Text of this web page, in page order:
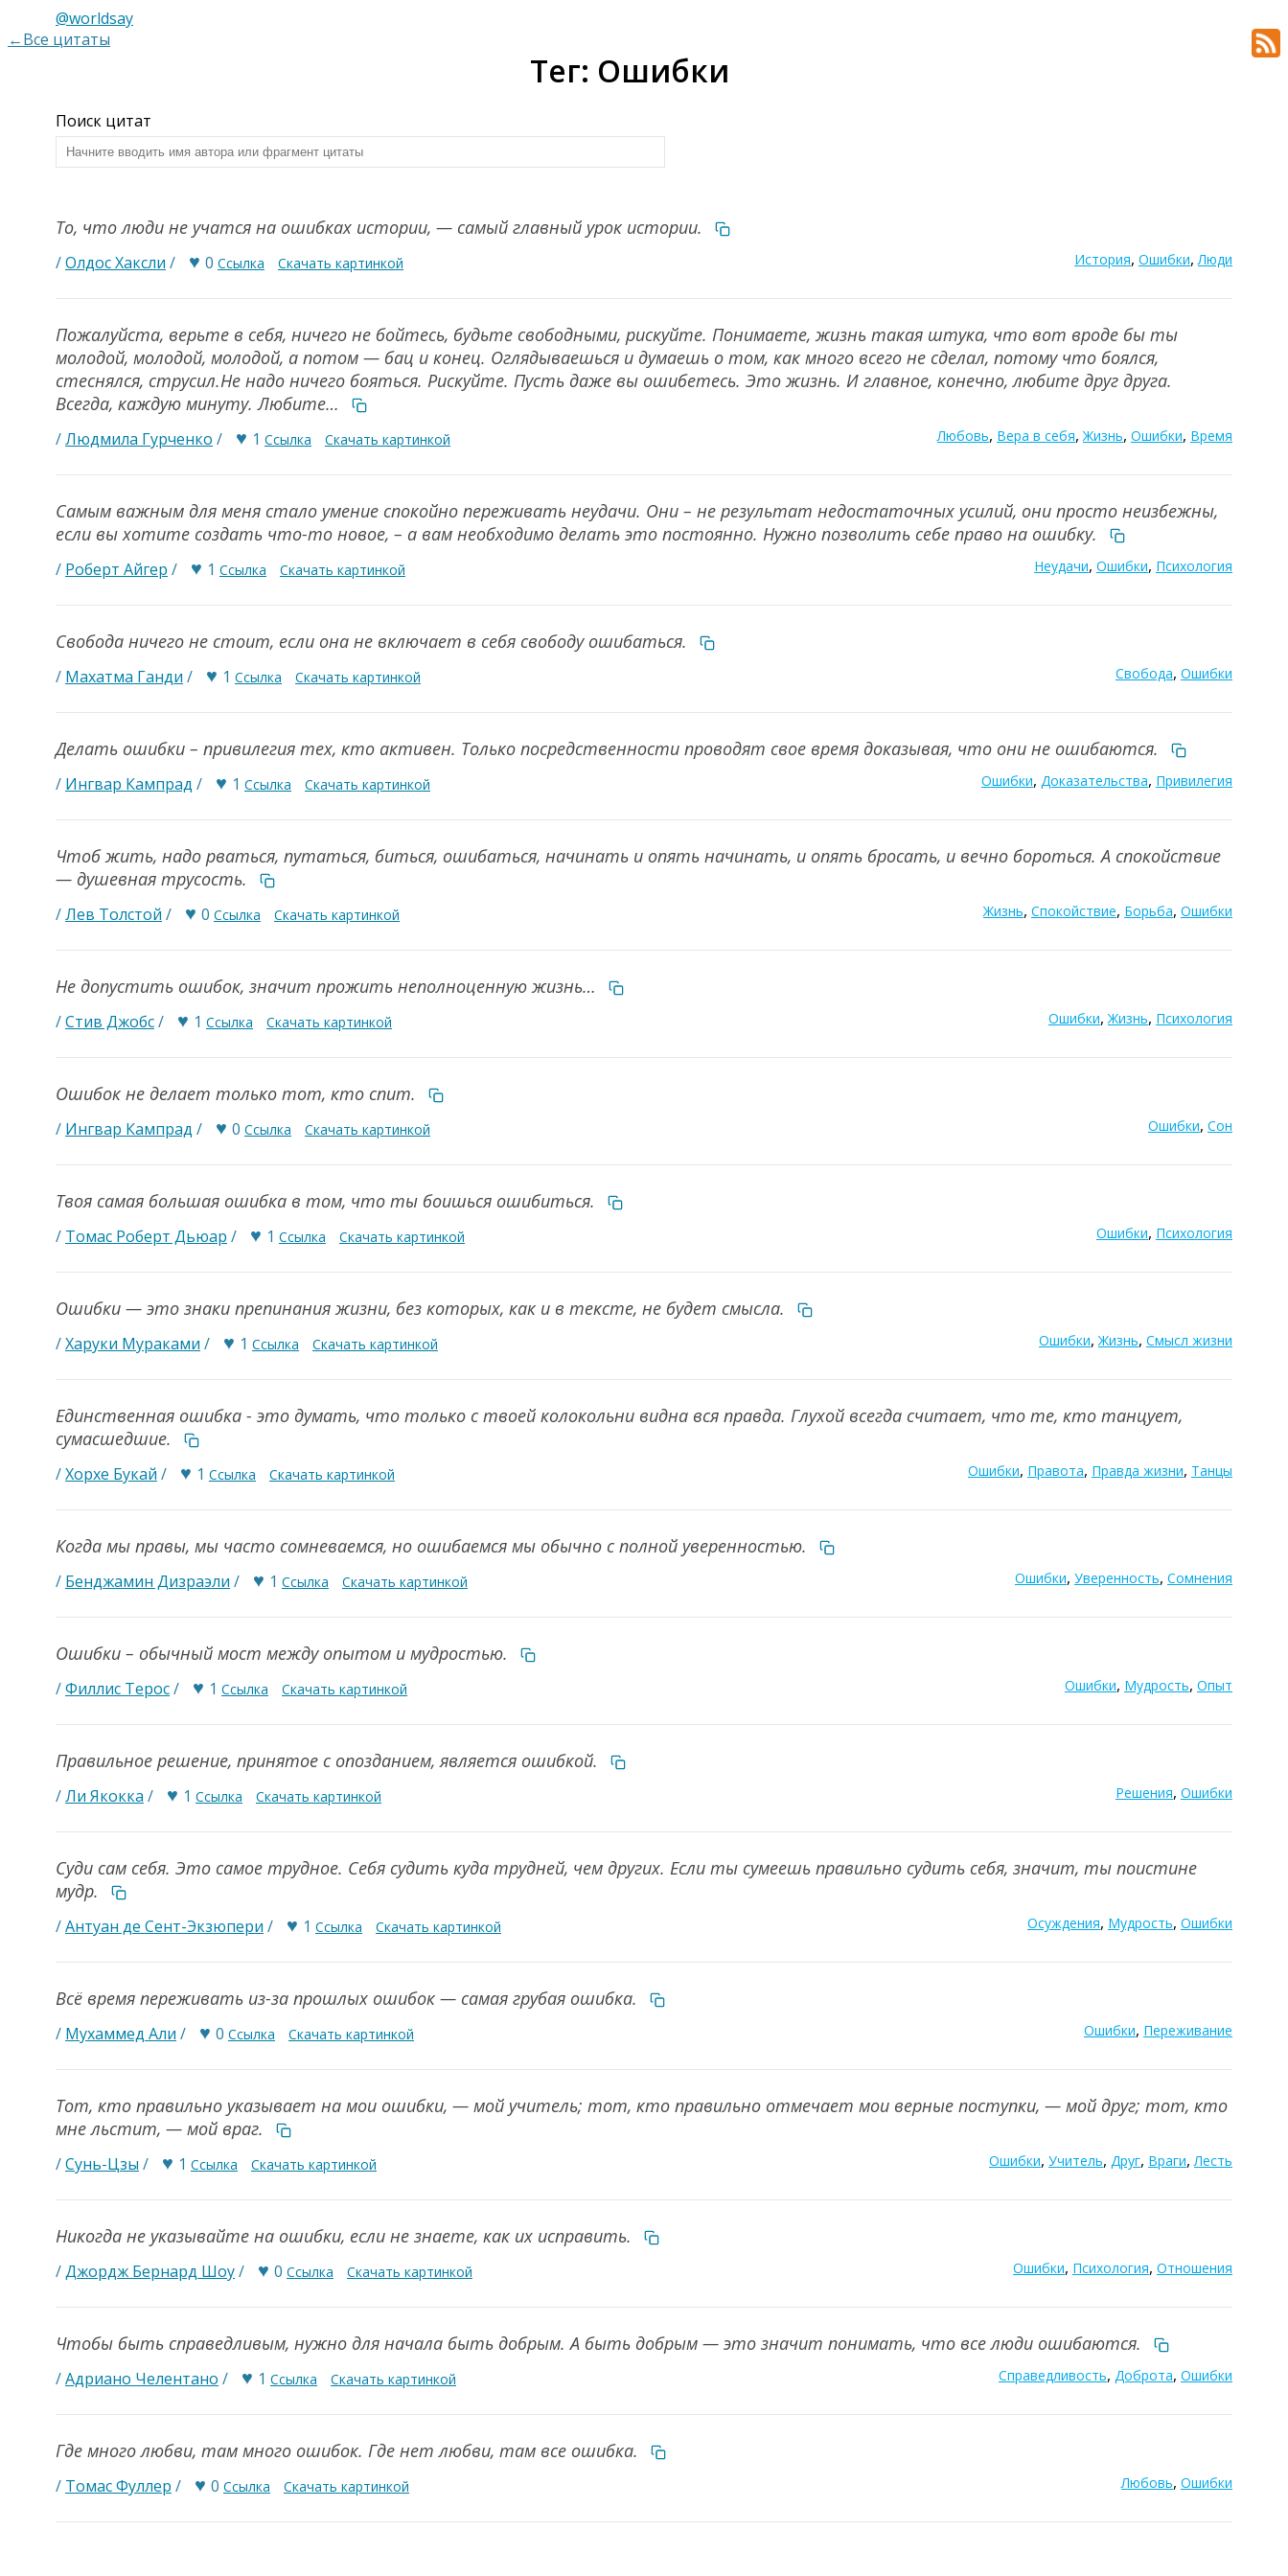
@worldsay
←Все цитаты
Тег: Ошибки
Поиск цитат
То, что люди не учатся на ошибках истории, — самый главный урок истории.
/Олдос Хаксли / ♥ 0 Ссылка Скачать картинкой История, Ошибки,Люди
Пожалуйста, верьте в себя, ничего не бойтесь, будьте свободными, рискуйте. Понимаете, жизнь такая штука, что вот вроде бы ты
молодой, молодой, молодой, а потом — бац и конец. Оглядываешься и думаешь о том, как много всего не сделал, потому что боялся,
стеснялся, струсил.Не надо ничего бояться. Рискуйте. Пусть даже вы ошибетесь. Это жизнь. И главное, конечно, любите друг друга.
Всегда, каждую минуту. Любите…
/Людмила Гурченко / ♥ 1 Ссылка Скачать картинкой Любовь, Вера в себя,Жизнь, Ошибки, Время
Самым важным для меня стало умение спокойно переживать неудачи. Они – не результат недостаточных усилий, они просто неизбежны,
если вы хотите создать что-то новое, – а вам необходимо делать это постоянно. Нужно позволить себе право на ошибку.
/ Роберт Айгер / ♥ 1 Ссылка Скачать картинкой Неудачи, Ошибки, Психология
Свобода ничего не стоит, если она не включает в себя свободу ошибаться.
/ Махатма Ганди / ♥ 1 Ссылка Скачать картинкой Свобода, Ошибки
Делать ошибки – привилегия тех, кто активен. Только посредственности проводят свое время доказывая, что они не ошибаются.
/ Ингвар Кампрад / ♥ 1 Ссылка Скачать картинкой Ошибки, Доказательства, Привилегия
Чтоб жить, надо рваться, путаться, биться, ошибаться, начинать и опять начинать, и опять бросать, и вечно бороться. А спокойствие
— душевная трусость.
/Лев Толстой / ♥ 0 Ссылка Скачать картинкой Жизнь, Спокойствие, Борьба, Ошибки
Не допустить ошибок, значит прожить неполноценную жизнь…
/Стив Джобс/ ♥ 1 Ссылка Скачать картинкой Ошибки,Жизнь, Психология
Ошибок не делает только тот, кто спит.
/ Ингвар Кампрад / ♥ 0 Ссылка Скачать картинкой Ошибки, Сон
Твоя самая большая ошибка в том, что ты боишься ошибиться.
/ Томас Роберт Дьюар / ♥ 1 Ссылка Скачать картинкой Ошибки, Психология
Ошибки — это знаки препинания жизни, без которых, как и в тексте, не будет смысла.
/Харуки Мураками / ♥ 1 Ссылка Скачать картинкой Ошибки,Жизнь, Смысл жизни
Единственная ошибка - это думать, что только с твоей колокольни видна вся правда. Глухой всегда считает, что те, кто танцует,
сумасшедшие.
/Хорхе Букай / ♥ 1 Ссылка Скачать картинкой Ошибки, Правота, Правда жизни, Танцы
Когда мы правы, мы часто сомневаемся, но ошибаемся мы обычно с полной уверенностью.
/ Бенджамин Дизраэли / ♥ 1 Ссылка Скачать картинкой Ошибки, Уверенность, Сомнения
Ошибки – обычный мост между опытом и мудростью.
/Филлис Терос/ ♥ 1 Ссылка Скачать картинкой Ошибки, Мудрость, Опыт
Правильное решение, принятое с опозданием, является ошибкой.
/Ли Якокка / ♥ 1 Ссылка Скачать картинкой Решения, Ошибки
Суди сам себя. Это самое трудное. Себя судить куда трудней, чем других. Если ты сумеешь правильно судить себя, значит, ты поистине
мудр.
/Антуан де Сент-Экзюпери / ♥ 1 Ссылка Скачать картинкой Осуждения, Мудрость, Ошибки
Всё время переживать из-за прошлых ошибок — самая грубая ошибка.
/ Мухаммед Али / ♥ 0 Ссылка Скачать картинкой Ошибки, Переживание
Тот, кто правильно указывает на мои ошибки, — мой учитель; тот, кто правильно отмечает мои верные поступки, — мой друг; тот, кто
мне льстит, — мой враг.
/Сунь-Цзы / ♥ 1 Ссылка Скачать картинкой Ошибки, Учитель, Друг, Враги,Лесть
Никогда не указывайте на ошибки, если не знаете, как их исправить.
/Джордж Бернард Шоу/ ♥ 0 Ссылка Скачать картинкой Ошибки, Психология, Отношения
Чтобы быть справедливым, нужно для начала быть добрым. А быть добрым — это значит понимать, что все люди ошибаются.
/Адриано Челентано / ♥ 1 Ссылка Скачать картинкой Справедливость, Доброта, Ошибки
Где много любви, там много ошибок. Где нет любви, там все ошибка.
/ Томас Фуллер / ♥ 0 Ссылка Скачать картинкой Любовь, Ошибки